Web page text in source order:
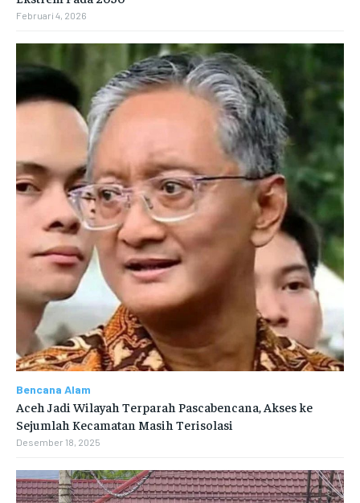
Februari 4, 2026
Bencana Alam
Aceh Jadi Wilayah Terparah Pascabencana, Akses ke
Sejumlah Kecamatan Masih Terisolasi
Desember 18, 2025